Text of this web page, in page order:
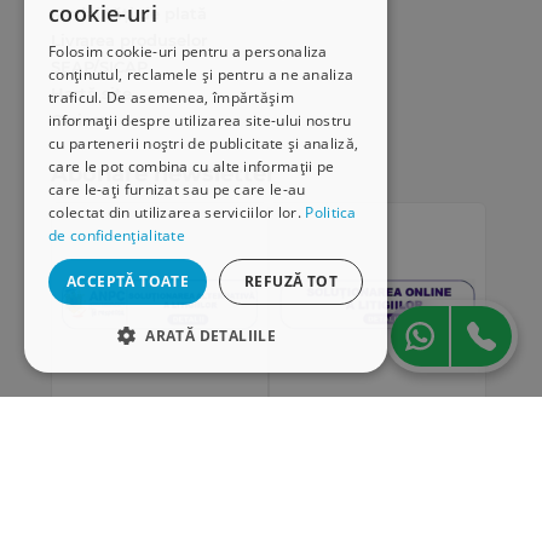
cookie-uri
Folosim cookie-uri pentru a personaliza
conținutul, reclamele și pentru a ne analiza
traficul. De asemenea, împărtășim
informații despre utilizarea site-ului nostru
cu partenerii noștri de publicitate și analiză,
care le pot combina cu alte informații pe
care le-ați furnizat sau pe care le-au
colectat din utilizarea serviciilor lor. Politica
de confidențialitate
ACCEPTĂ TOATE REFUZĂ TOT
ARATĂ DETALIILE
Modalități de plată
SEAP/SICAP
Hartă site
Cariere
Abonare newsletter